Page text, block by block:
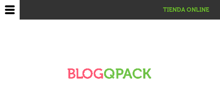
TIENDA ONLINE